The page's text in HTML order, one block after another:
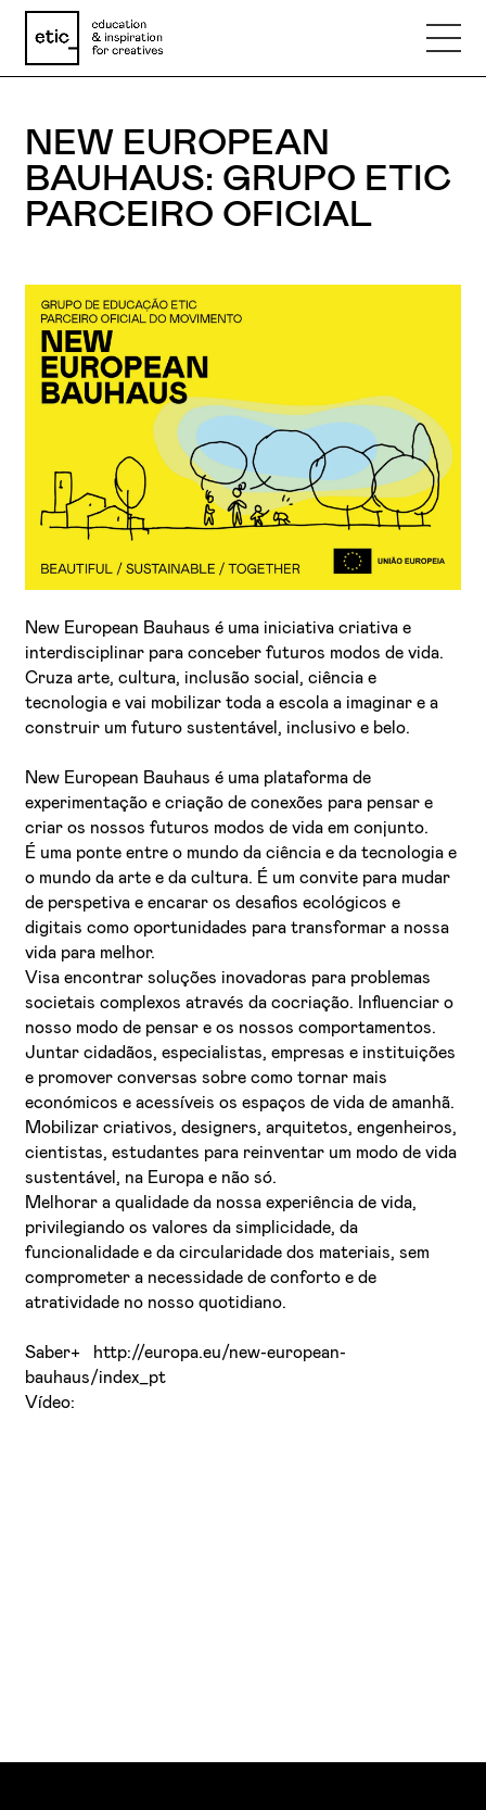
Nome
Email
Telefone
Motivo
Li e aceito a Política de Privacidade
Aceito receber emails sobre novidades da ETIC
NEW EUROPEAN
BAUHAUS: GRUPO ETIC
PARCEIRO OFICIAL
New European Bauhaus é uma iniciativa criativa e
interdisciplinar para conceber futuros modos de vida.
Cruza arte, cultura, inclusão social, ciência e
tecnologia e vai mobilizar toda a escola a imaginar e a
construir um futuro sustentável, inclusivo e belo.
New European Bauhaus é uma plataforma de
experimentação e criação de conexões para pensar e
criar os nossos futuros modos de vida em conjunto.
É uma ponte entre o mundo da ciência e da tecnologia e
o mundo da arte e da cultura. É um convite para mudar
de perspetiva e encarar os desafios ecológicos e
digitais como oportunidades para transformar a nossa
vida para melhor.
Visa encontrar soluções inovadoras para problemas
societais complexos através da cocriação. Influenciar o
nosso modo de pensar e os nossos comportamentos.
Juntar cidadãos, especialistas, empresas e instituições
e promover conversas sobre como tornar mais
económicos e acessíveis os espaços de vida de amanhã.
Mobilizar criativos, designers, arquitetos, engenheiros,
cientistas, estudantes para reinventar um modo de vida
sustentável, na Europa e não só.
Melhorar a qualidade da nossa experiência de vida,
privilegiando os valores da simplicidade, da
funcionalidade e da circularidade dos materiais, sem
comprometer a necessidade de conforto e de
atratividade no nosso quotidiano.
Saber+ http://europa.eu/new-european-
bauhaus/index_pt
Vídeo: